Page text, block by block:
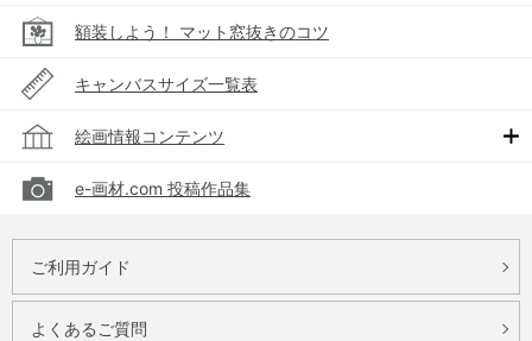
額装しよう！ マット窓抜きのコツ
キャンバスサイズ一覧表
絵画情報コンテンツ
e-画材.com 投稿作品集
ご利用ガイド
よくあるご質問